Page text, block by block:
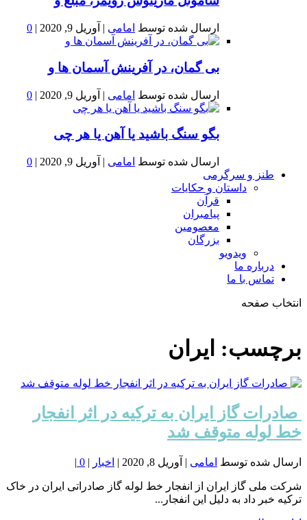
ارسال شده توسط امامی | آوریل 9, 2020 |
0
بى گمان، در آفرينش آسمان ها و
ارسال شده توسط امامی | آوریل 9, 2020 |
0
بگو سنگ باشید یا آهن یا هر چی
ارسال شده توسط امامی | آوریل 9, 2020 |
0
طنز و سرگرمی
داستان و حکایات
قرآن
پیامبران
معصومین
بزرگان
ویدویو
درباره ما
تماس با ما
انتخاب صفحه
شمال
برچسب: ایران
️ صادرات گاز ایران به ترکیه در اثر انفجار
خط لوله متوقف شد
ارسال شده توسط امامی | آوریل 8, 2020 | اخبار |
0
|
شرکت ملی گاز ایران از انفجار خط لوله گاز صادراتی ایران در خاک
ترکیه خبر داد به دلیل این انفجار...